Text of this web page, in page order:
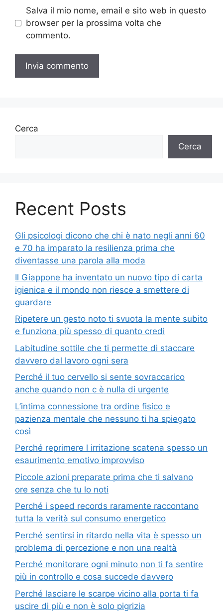
Salva il mio nome, email e sito web in questo
browser per la prossima volta che
commento.
Cerca
Cerca
Recent Posts
Gli psicologi dicono che chi è nato negli anni 60
e 70 ha imparato la resilienza prima che
diventasse una parola alla moda
Il Giappone ha inventato un nuovo tipo di carta
igienica e il mondo non riesce a smettere di
guardare
Ripetere un gesto noto ti svuota la mente subito
e funziona più spesso di quanto credi
Labitudine sottile che ti permette di staccare
davvero dal lavoro ogni sera
Perché il tuo cervello si sente sovraccarico
anche quando non c è nulla di urgente
L’intima connessione tra ordine fisico e
pazienza mentale che nessuno ti ha spiegato
così
Perché reprimere l irritazione scatena spesso un
esaurimento emotivo improvviso
Piccole azioni preparate prima che ti salvano
ore senza che tu lo noti
Perché i speed records raramente raccontano
tutta la verità sul consumo energetico
Perché sentirsi in ritardo nella vita è spesso un
problema di percezione e non una realtà
Perché monitorare ogni minuto non ti fa sentire
più in controllo e cosa succede davvero
Perché lasciare le scarpe vicino alla porta ti fa
uscire di più e non è solo pigrizia